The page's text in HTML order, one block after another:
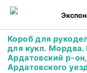
Короб для
для кукл.
Ардатовский р-
Ардатовского